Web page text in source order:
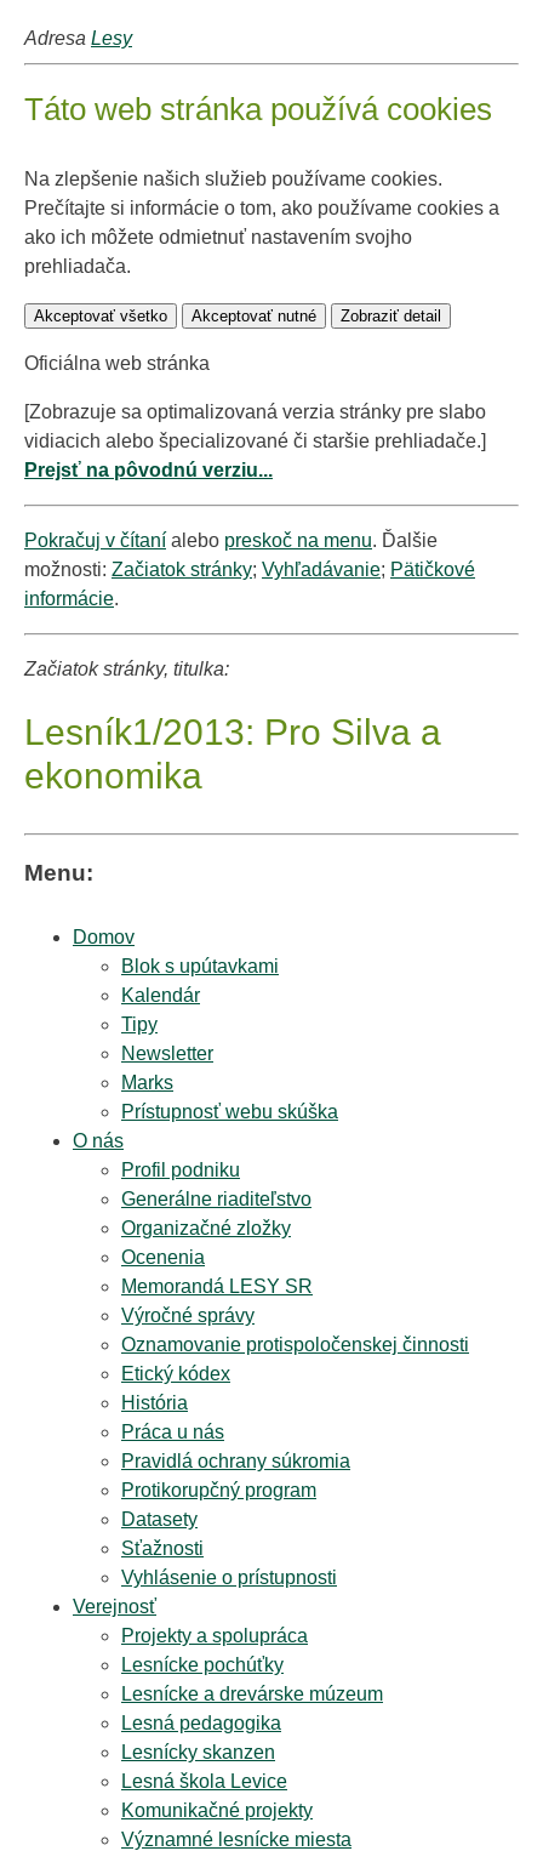
Adresa Lesy
Táto web stránka používá cookies
Na zlepšenie našich služieb používame cookies.
Prečítajte si informácie o tom, ako používame cookies a
ako ich môžete odmietnuť nastavením svojho
prehliadača.
Akceptovať všetko Akceptovať nutné Zobraziť detail
Oficiálna web stránka
[Zobrazuje sa optimalizovaná verzia stránky pre slabo
vidiacich alebo špecializované či staršie prehliadače.]
Prejsť na pôvodnú verziu...
Pokračuj v čítaní alebo preskoč na menu. Ďalšie
možnosti: Začiatok stránky; Vyhľadávanie; Pätičkové
informácie.
Začiatok stránky, titulka:
Lesník1/2013: Pro Silva a
ekonomika
Menu:
Domov
Blok s upútavkami
Kalendár
Tipy
Newsletter
Marks
Prístupnosť webu skúška
O nás
Profil podniku
Generálne riaditeľstvo
Organizačné zložky
Ocenenia
Memorandá LESY SR
Výročné správy
Oznamovanie protispoločenskej činnosti
Etický kódex
História
Práca u nás
Pravidlá ochrany súkromia
Protikorupčný program
Datasety
Sťažnosti
Vyhlásenie o prístupnosti
Verejnosť
Projekty a spolupráca
Lesnícke pochúťky
Lesnícke a drevárske múzeum
Lesná pedagogika
Lesnícky skanzen
Lesná škola Levice
Komunikačné projekty
Významné lesnícke miesta